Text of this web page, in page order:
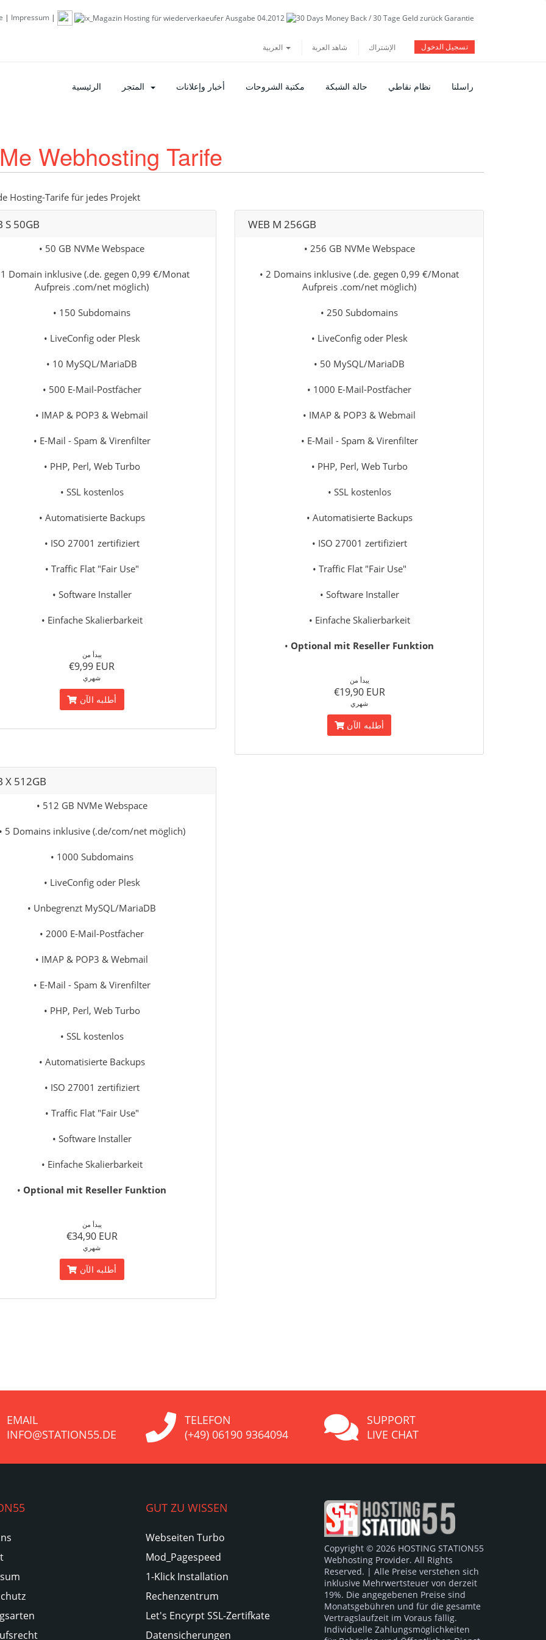
| Impressum |
شاهد العربة الإشتراك تسجيل الدخول
الرئيسية أخبار وإعلانات مكتبة الشروحات حالة الشبكة نظام نقاطي راسلنا
Webhosting Tarife
Hosting-Tarife für jedes Projekt
S 50GB
• 50 GB NVMe Webspace
1 Domain inklusive (.de. gegen 0,99 €/Monat
Aufpreis .com/net möglich)
• 150 Subdomains
• LiveConfig oder Plesk
• 10 MySQL/MariaDB
• 500 E-Mail-Postfächer
• IMAP & POP3 & Webmail
• E-Mail - Spam & Virenfilter
• PHP, Perl, Web Turbo
• SSL kostenlos
• Automatisierte Backups
• ISO 27001 zertifiziert
• Traffic Flat "Fair Use"
• Software Installer
• Einfache Skalierbarkeit
يبدأ من
€9,99 EUR
شهري
أطلبه الآن
WEB M 256GB
• 256 GB NVMe Webspace
• 2 Domains inklusive (.de. gegen 0,99 €/Monat
Aufpreis .com/net möglich)
• 250 Subdomains
• LiveConfig oder Plesk
• 50 MySQL/MariaDB
• 1000 E-Mail-Postfächer
• IMAP & POP3 & Webmail
• E-Mail - Spam & Virenfilter
• PHP, Perl, Web Turbo
• SSL kostenlos
• Automatisierte Backups
• ISO 27001 zertifiziert
• Traffic Flat "Fair Use"
• Software Installer
• Einfache Skalierbarkeit
• Optional mit Reseller Funktion
يبدأ من
€19,90 EUR
شهري
أطلبه الآن
X 512GB
• 512 GB NVMe Webspace
5 Domains inklusive (.de/com/net möglich)
• 1000 Subdomains
• LiveConfig oder Plesk
• Unbegrenzt MySQL/MariaDB
• 2000 E-Mail-Postfächer
• IMAP & POP3 & Webmail
• E-Mail - Spam & Virenfilter
• PHP, Perl, Web Turbo
• SSL kostenlos
• Automatisierte Backups
• ISO 27001 zertifiziert
• Traffic Flat "Fair Use"
• Software Installer
• Einfache Skalierbarkeit
• Optional mit Reseller Funktion
يبدأ من
€34,90 EUR
شهري
أطلبه الآن
EMAIL
INFO@STATION55.DE
TELEFON
(+49) 06190 9364094
SUPPORT
LIVE CHAT
GUT ZU WISSEN
Webseiten Turbo
Mod_Pagespeed
1-Klick Installation
Rechenzentrum
Let's Encyrpt SSL-Zertifkate
Datensicherungen
Copyright © 2026 HOSTING STATION55
Webhosting Provider. All Rights
Reserved. | Alle Preise verstehen sich
inklusive Mehrwertsteuer von derzeit
19%. Die angegebenen Preise sind
Monatsgebühren und für die gesamte
Vertragslaufzeit im Voraus fällig.
Individuelle Zahlungsmöglichkeiten